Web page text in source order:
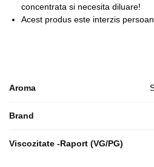
concentrata si necesita diluare!
Acest produs este interzis
Aroma
Brand
Viscozitate -Raport (VG/PG)